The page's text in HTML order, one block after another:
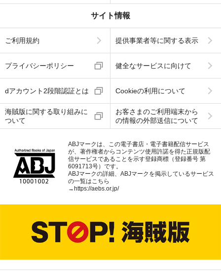
サイト情報
ご利用規約 提供事業者等に関する表示
プライバシーポリシー 健全なサービスに向けて
dアカウント2段階認証とは Cookieの利用について
海賊版に関する取り組みに
ついて
お客さまのご利用端末から
の情報の外部送信について
ABJマークは、この電子書店・電子書籍配信サービス
が、著作権者からコンテンツ使用許諾を得た正規版配
信サービスであることを示す登録商標（登録番号 第
6091713号）です。
ABJマークの詳細、ABJマークを掲示しているサービス
の一覧はこちら
→https://aebs.or.jp/